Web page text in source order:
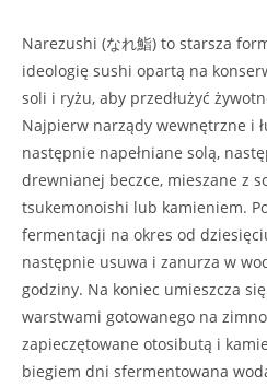
Narezushi (なれ鮨) to starsza
ideologię sushi opartą na
soli i ryżu, aby przedłużyć
Najpierw narządy wewnętrzne i
następnie napełniane solą,
drewnianej beczce, mieszane z
tsukemonoishi lub kamieniem.
fermentacji na okres od
następnie usuwa i zanurza w
godziny. Na koniec umieszcza
warstwami gotowanego na
zapieczętowane otosibutą i
biegiem dni sfermentowana